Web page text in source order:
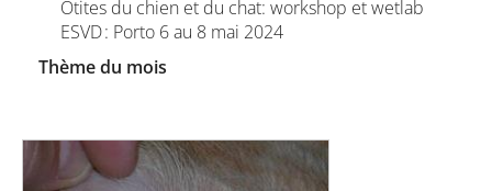
Otites du chien et du chat: workshop et wetlab
ESVD : Porto 6 au 8 mai 2024
Thème du mois